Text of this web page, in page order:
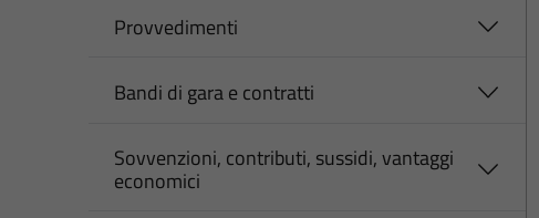
Provvedimenti
Bandi di gara e contratti
Sovvenzioni, contributi, sussidi, vantaggi
economici